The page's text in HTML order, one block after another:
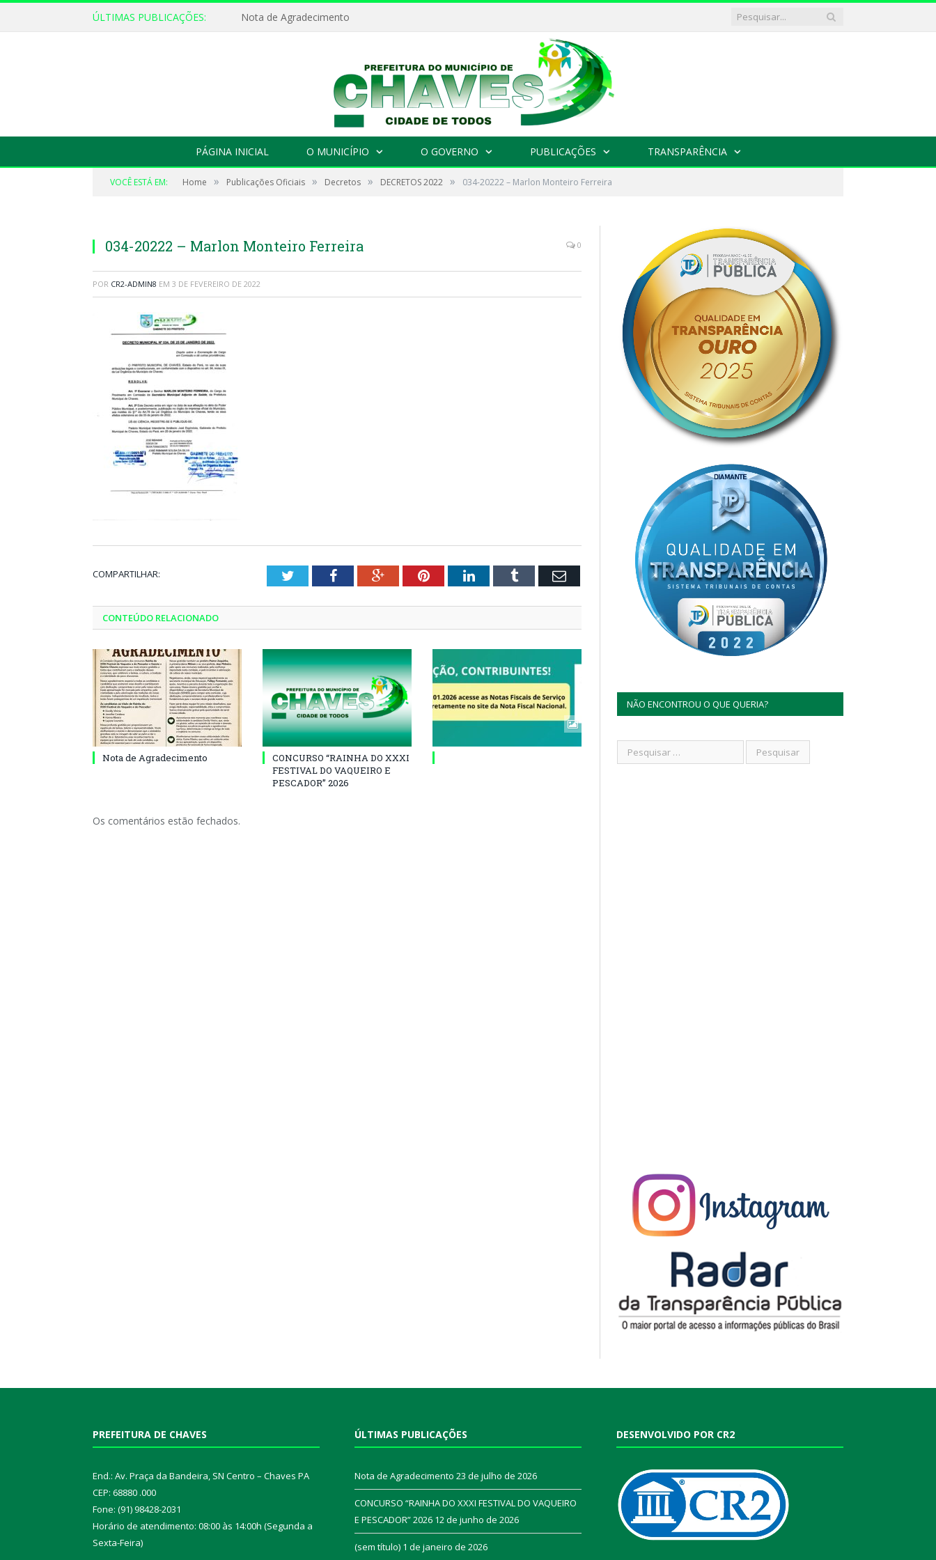
ÚLTIMAS PUBLICAÇÕES: Nota de Agradecimento
PÁGINA INICIAL O MUNICÍPIO O GOVERNO PUBLICAÇÕES TRANSPARÊNCIA
VOCÊ ESTÁ EM: Home » Publicações Oficiais » Decretos » DECRETOS 2022 » 034-20222 – Marlon Monteiro Ferreira
034-20222 – Marlon Monteiro Ferreira 0
POR CR2-ADMIN8 EM 3 DE FEVEREIRO DE 2022
COMPARTILHAR: TwitterFacebookGoogle+PinterestLinkedInTumblr Email
CONTEÚDO RELACIONADO
Nota de Agradecimento
CONCURSO “RAINHA DO XXXI
FESTIVAL DO VAQUEIRO E
PESCADOR” 2026
Os comentários estão fechados.
NÃO ENCONTROU O QUE QUERIA?
PREFEITURA DE CHAVES
End.: Av. Praça da Bandeira, SN Centro – Chaves PA
CEP: 68880 .000
Fone: (91) 98428-2031
Horário de atendimento: 08:00 às 14:00h (Segunda a
Sexta-Feira)
ÚLTIMAS PUBLICAÇÕES
Nota de Agradecimento 23 de julho de 2026
CONCURSO “RAINHA DO XXXI FESTIVAL DO VAQUEIRO
E PESCADOR” 2026 12 de junho de 2026
(sem título) 1 de janeiro de 2026
DESENVOLVIDO POR CR2